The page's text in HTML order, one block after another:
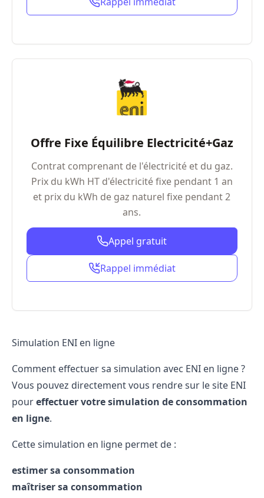
Offre Fixe Équilibre Electricité+Gaz
Contrat comprenant de l'électricité et du gaz.
Prix du kWh HT d'électricité fixe pendant 1 an
et prix du kWh de gaz naturel fixe pendant 2
ans.
Appel gratuit
Rappel immédiat
Simulation ENI en ligne
Comment effectuer sa simulation avec ENI en ligne ?
Vous pouvez directement vous rendre sur le site ENI
poureffectuer votre simulation de consommation
en ligne.
Cette simulation en ligne permet de :
estimer sa consommation
maîtriser sa consommation